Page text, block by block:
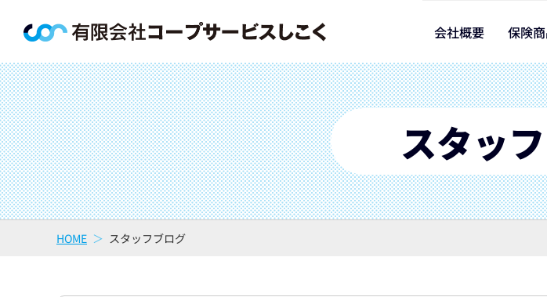
会社概要 保険
スタッ
HOME スタッフブログ